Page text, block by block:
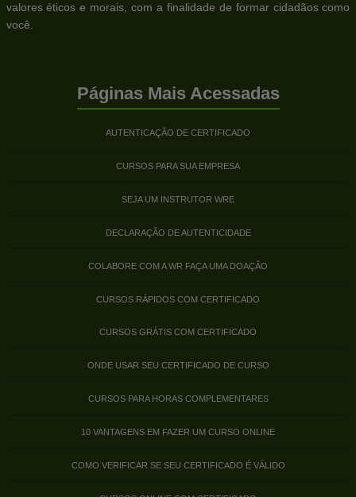
valores éticos e morais, com a finalidade de formar cidadãos como
você.
Páginas Mais Acessadas
AUTENTICAÇÃO DE CERTIFICADO
CURSOS PARA SUA EMPRESA
SEJA UM INSTRUTOR WRE
DECLARAÇÃO DE AUTENTICIDADE
COLABORE COM A WR FAÇA UMA DOAÇÃO
CURSOS RÁPIDOS COM CERTIFICADO
CURSOS GRÁTIS COM CERTIFICADO
ONDE USAR SEU CERTIFICADO DE CURSO
CURSOS PARA HORAS COMPLEMENTARES
10 VANTAGENS EM FAZER UM CURSO ONLINE
COMO VERIFICAR SE SEU CERTIFICADO É VÁLIDO